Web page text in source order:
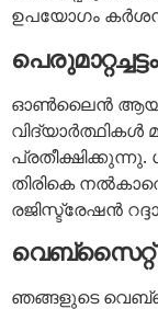
ഉപയോഗം
പെരുമാറ്റച്ചട്ടം
ഓൺലൈൻ
വിദ്യാർത്ഥികൾ
തിരികെ
രജിസ്ട്രേഷൻ
വെബ്സൈറ്റ്
ഞങ്ങളുടെ